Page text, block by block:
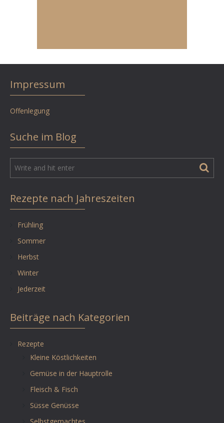
Impressum
Offenlegung
Suche im Blog
Rezepte nach Jahreszeiten
Frühling
Sommer
Herbst
Winter
Jederzeit
Beiträge nach Kategorien
Rezepte
Kleine Köstlichkeiten
Gemüse in der Hauptrolle
Fleisch & Fisch
Süsse Genüsse